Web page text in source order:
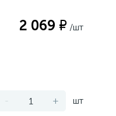
2 069 ₽ /шт
- + шт